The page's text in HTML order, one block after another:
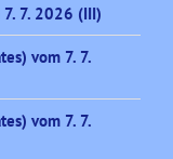
7. 2026 (III)
vom 7. 7.
vom 7. 7.